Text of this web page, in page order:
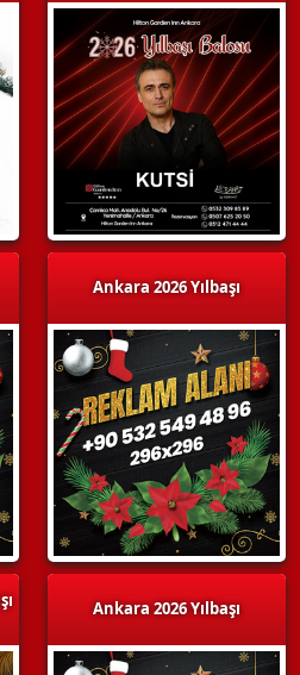
Ankara 2026 Yılbaşı
Ankara 2026 Yılbaşı